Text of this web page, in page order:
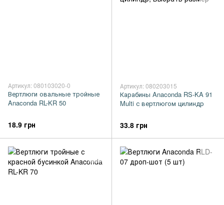
Артикул: 080103020-0
Вертлюги овальные тройные
Anaconda RL-KR 50
18.9 грн
Артикул: 080203015
Карабины Anaconda RS-KA 91
Multi с вертлюгом цилиндр
33.8 грн